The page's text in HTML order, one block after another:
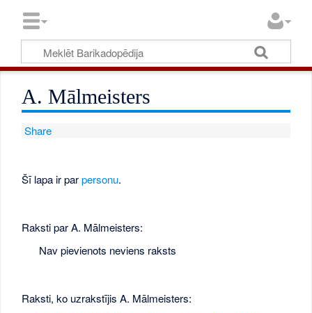
A. Mālmeisters
Share
Šī lapa ir parpersonu.
Raksti par A. Mālmeisters:
Nav pievienots neviens raksts
Raksti, ko uzrakstījis A. Mālmeisters: